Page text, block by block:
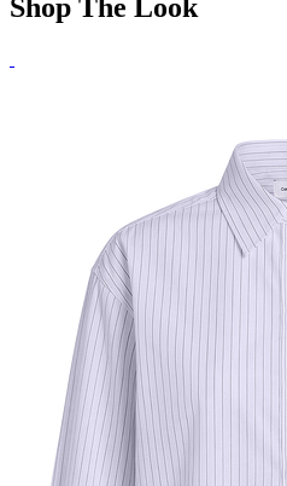
Shop The Look